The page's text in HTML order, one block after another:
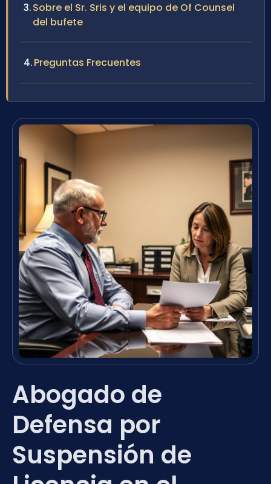
Sobre el Sr. Sris y el equipo de Of Counsel
del bufete
Preguntas Frecuentes
Abogado de
Defensa por
Suspensión de